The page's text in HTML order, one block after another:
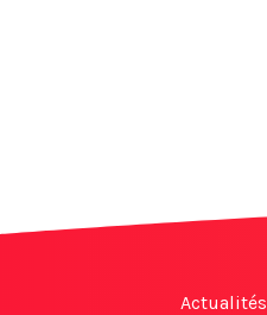
Actualités